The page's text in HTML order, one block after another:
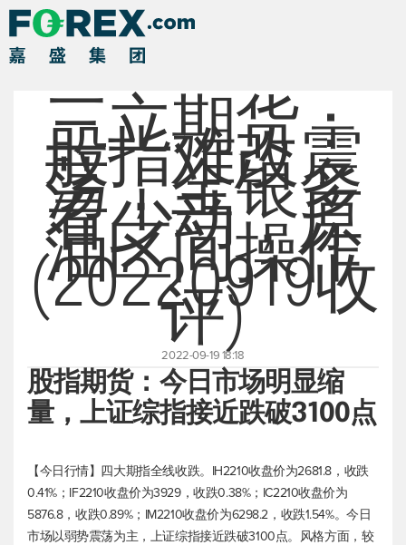
三立期货：
股指难改震
荡，金银多
看少动，原
油区间操作
(20220919收
评)
2022-09-19 18:18
股指期货：今日市场明显缩
量，上证综指接近跌破3100点
【今日行情】四大期指全线收跌。IH2210收盘价为2681.8，收跌
0.41%；IF2210收盘价为3929，收跌0.38%；IC2210收盘价为
5876.8，收跌0.89%；IM2210收盘价为6298.2，收跌1.54%。今日
市场以弱势震荡为主，上证综指接近跌破3100点。风格方面，较